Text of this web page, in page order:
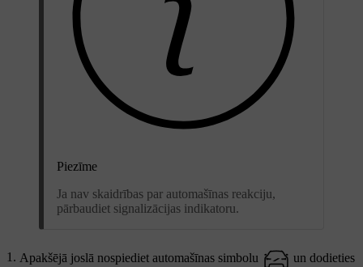
Piezīme
Ja nav skaidrības par automašīnas reakciju,
pārbaudiet signalizācijas indikatoru.
Apakšējā joslā nospiediet automašīnas simbolu
un dodieties